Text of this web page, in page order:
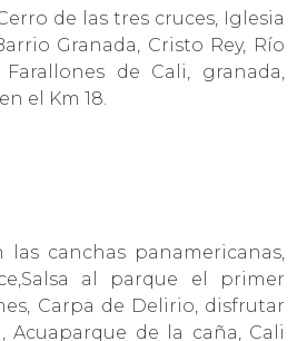
de las tres cruces, Iglesia
Granada, Cristo Rey, Río
Farallones de Cali, granada,
el Km 18.
las canchas panamericanas,
al parque el primer
Carpa de Delirio, disfrutar
Acuaparque de la caña, Cali